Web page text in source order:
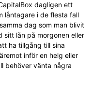
dagligen ett
låntagare i de flesta fall
dag som man blivit
sitt lån på morgonen eller
ha tillgång till sina
inför en helg eller
behöver vänta några